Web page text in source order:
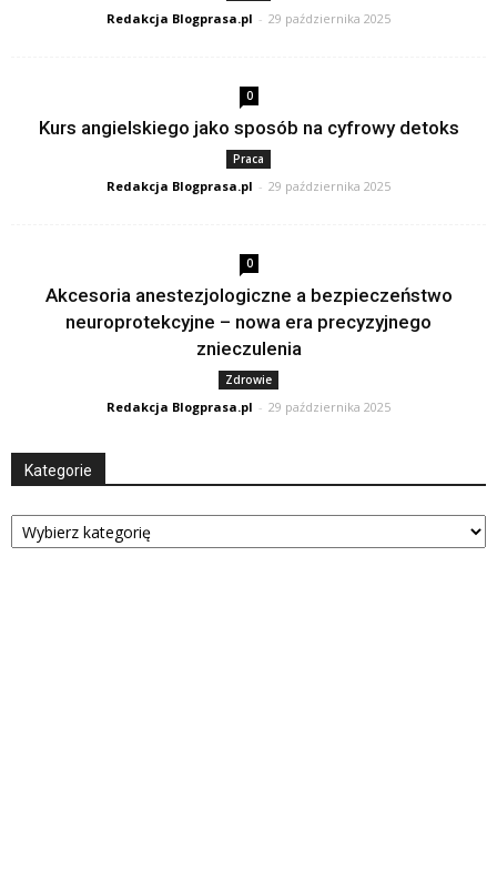
Redakcja Blogprasa.pl - 29 października 2025
0
Kurs angielskiego jako sposób na cyfrowy detoks
Praca
Redakcja Blogprasa.pl - 29 października 2025
0
Akcesoria anestezjologiczne a bezpieczeństwo
neuroprotekcyjne – nowa era precyzyjnego
znieczulenia
Zdrowie
Redakcja Blogprasa.pl - 29 października 2025
Kategorie
Kategorie